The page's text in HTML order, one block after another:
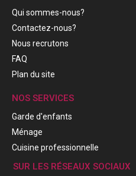
Qui sommes-nous?
Contactez-nous?
Nous recrutons
FAQ
Plan du site
NOS SERVICES
Garde d'enfants
Ménage
Cuisine professionnelle
SUR LES RÉSEAUX SOCIAUX